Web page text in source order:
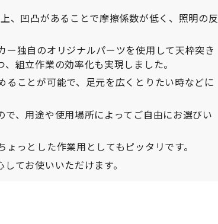
、凹凸があることで摩擦係数が低く、照明の反
独自のオリジナルパーツを使用して天枠突き
組立作業の効率化も実現しました。
ことが可能で、足元を広くとりたい時などに
、用途や使用場所によってご自由にお選びい
っとした作業用としてもピッタリです。
てお使いいただけます。